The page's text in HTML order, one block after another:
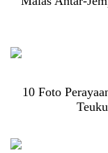
10 Foto